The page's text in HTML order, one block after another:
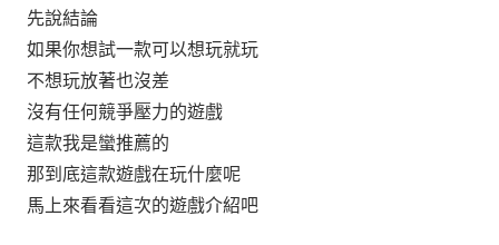
先說結論
如果你想試一款可以想玩就玩
不想玩放著也沒差
沒有任何競爭壓力的遊戲
這款我是蠻推薦的
那到底這款遊戲在玩什麼呢
馬上來看看這次的遊戲介紹吧